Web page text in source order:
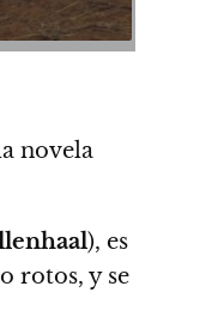
novela
), es
rotos, y se